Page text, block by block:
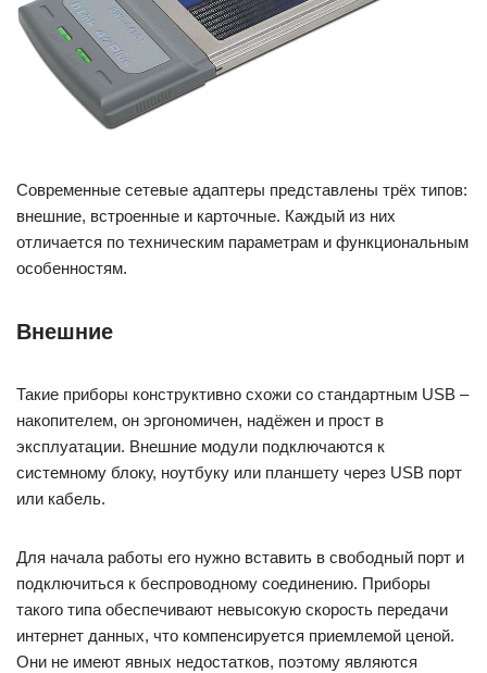
Современные сетевые адаптеры представлены трёх типов:
внешние, встроенные и карточные. Каждый из них
отличается по техническим параметрам и функциональным
особенностям.
Внешние
Такие приборы конструктивно схожи со стандартным USB –
накопителем, он эргономичен, надёжен и прост в
эксплуатации. Внешние модули подключаются к
системному блоку, ноутбуку или планшету через USB порт
или кабель.
Для начала работы его нужно вставить в свободный порт и
подключиться к беспроводному соединению. Приборы
такого типа обеспечивают невысокую скорость передачи
интернет данных, что компенсируется приемлемой ценой.
Они не имеют явных недостатков, поэтому являются